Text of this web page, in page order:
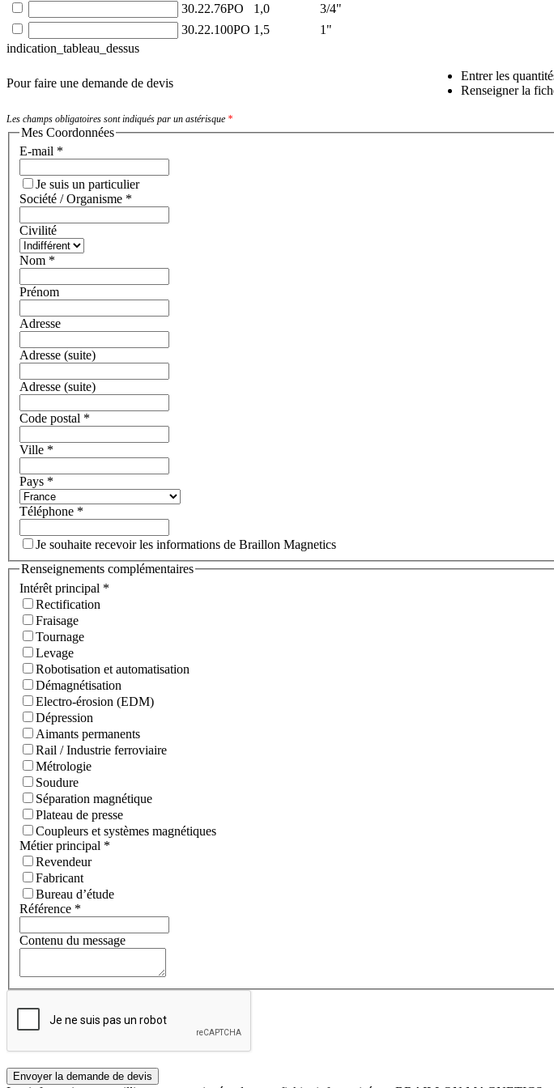
30.22.76PO
1,0
3/4"
30.22.100PO 1,5
1"
indication_tableau_dessus
Pour faire une demande de devis
Entrer les
Renseigner la
Les champs obligatoires sont indiqués par un astérisque *
Mes Coordonnées
E-mail *
Je suis un particulier
Société / Organisme *
Civilité
Nom *
Prénom
Adresse
Adresse (suite)
Adresse (suite)
Code postal *
Ville *
Pays *
Téléphone *
Je souhaite recevoir les informations de Braillon Magnetics
Renseignements complémentaires
Intérêt principal *
Rectification
Fraisage
Tournage
Levage
Robotisation et automatisation
Démagnétisation
Electro-érosion (EDM)
Dépression
Aimants permanents
Rail / Industrie ferroviaire
Métrologie
Soudure
Séparation magnétique
Plateau de presse
Coupleurs et systèmes magnétiques
Métier principal *
Revendeur
Fabricant
Bureau d’étude
Référence *
Contenu du message